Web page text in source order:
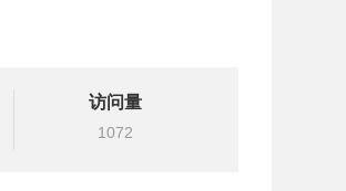
访问量
1072